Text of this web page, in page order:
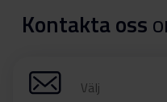
Kontakta oss
Välj